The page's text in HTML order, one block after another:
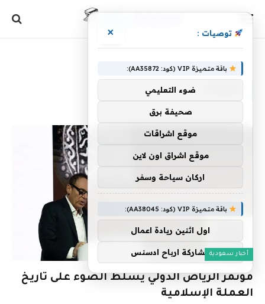
أخبار سعودية
مؤتمر الرياض الدولي يسلط الضوء على تاريخ
العملة الإسلامية
توصيات : ×
باقة متميزة VIP (كود: AA35872):
ضوء التعليمي
صحيفة برق
موقع اشراقات
موقع اشراق اون لاين
اركان سياحة وسفر
باقة متميزة VIP (كود: AA38045):
اول اثنين ريادة اعمال
مشاركة ارباح ادسنس